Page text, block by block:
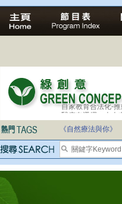
自家教育合法化-
醫療有選擇，人人
《自然療法與你》